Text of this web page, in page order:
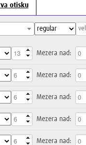
otisku
Mezera nad:
Mezera nad:
Mezera nad:
Mezera nad:
Mezera nad: